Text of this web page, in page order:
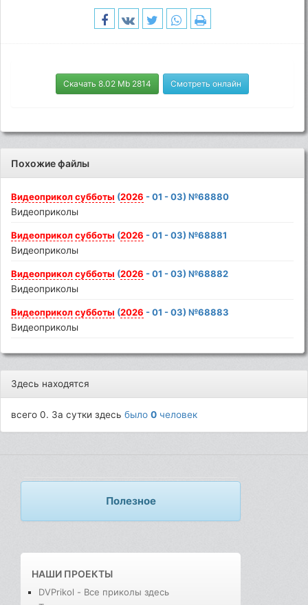
Скачать 8.02 Mb 2814 Смотреть онлайн
Похожие файлы
Видеоприкол субботы (2026 - 01 - 03) №68880
Видеоприколы
Видеоприкол субботы (2026 - 01 - 03) №68881
Видеоприколы
Видеоприкол субботы (2026 - 01 - 03) №68882
Видеоприколы
Видеоприкол субботы (2026 - 01 - 03) №68883
Видеоприколы
Здесь находятся
всего 0. За сутки здесьбыло0 человек
Полезное
НАШИ ПРОЕКТЫ
DVPrikol - Все приколы здесь